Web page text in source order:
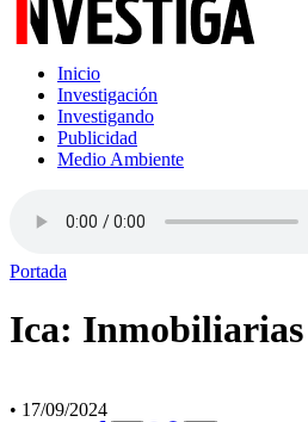
Inicio
Investigación
Investigando
Publicidad
Medio Ambiente
Portada
Ica: Inmobiliarias
• 17/09/2024